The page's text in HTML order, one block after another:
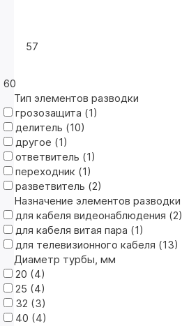
57
60
Тип элементов разводки
грозозащита (1)
делитель (10)
другое (1)
ответвитель (1)
переходник (1)
разветвитель (2)
Назначение элементов разводки
для кабеля видеонаблюдения (2)
для кабеля витая пара (1)
для телевизионного кабеля (13)
Диаметр турбы, мм
20 (4)
25 (4)
32 (3)
40 (4)